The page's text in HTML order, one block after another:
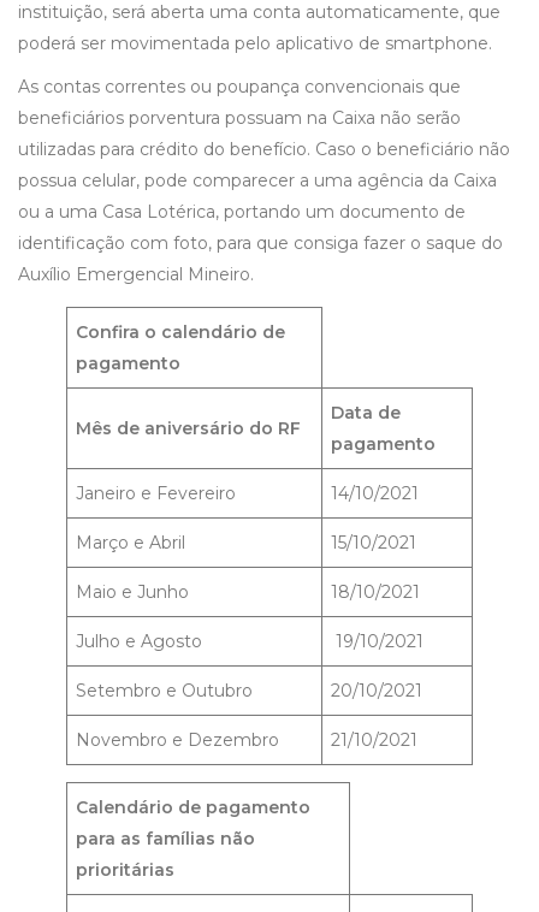
instituição, será aberta uma conta automaticamente, que
poderá ser movimentada pelo aplicativo de smartphone.
As contas correntes ou poupança convencionais que
beneficiários porventura possuam na Caixa não serão
utilizadas para crédito do benefício. Caso o beneficiário não
possua celular, pode comparecer a uma agência da Caixa
ou a uma Casa Lotérica, portando um documento de
identificação com foto, para que consiga fazer o saque do
Auxílio Emergencial Mineiro.
Confira o calendário de
pagamento
Mês de aniversário do RF
Data de
pagamento
Janeiro e Fevereiro 14/10/2021
Março e Abril 15/10/2021
Maio e Junho 18/10/2021
Julho e Agosto 19/10/2021
Setembro e Outubro 20/10/2021
Novembro e Dezembro 21/10/2021
Calendário de pagamento
para as famílias não
prioritárias